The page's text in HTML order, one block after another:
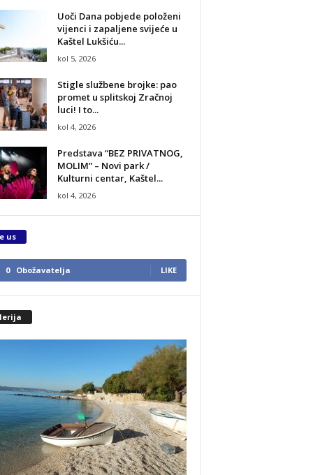
Uoči Dana pobjede položeni
vijenci i zapaljene svijeće u
Kaštel Lukšiću...
kol 5, 2026
Stigle službene brojke: pao
promet u splitskoj Zračnoj
luci! I to...
kol 4, 2026
Predstava “BEZ PRIVATNOG,
MOLIM” – Novi park /
Kulturni centar, Kaštel...
kol 4, 2026
us
0 Obožavatelja LIKE